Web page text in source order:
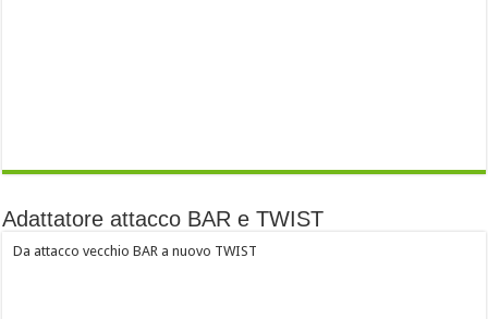
Adattatore attacco BAR e TWIST
Da attacco vecchio BAR a nuovo TWIST